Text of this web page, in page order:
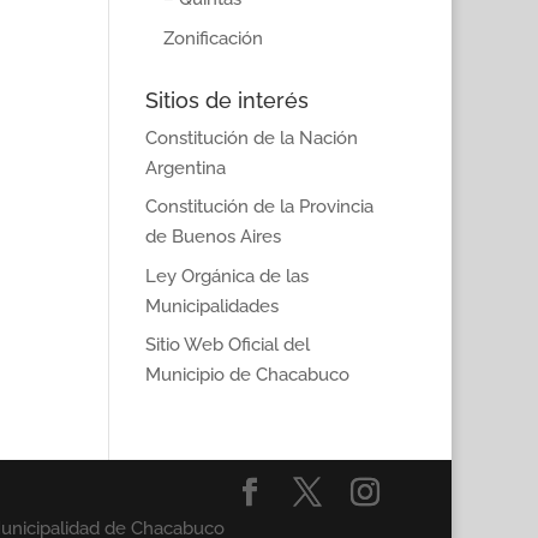
Zonificación
Sitios de interés
Constitución de la Nación
Argentina
Constitución de la Provincia
de Buenos Aires
Ley Orgánica de las
Municipalidades
Sitio Web Oficial del
Municipio de Chacabuco
de Chacabuco